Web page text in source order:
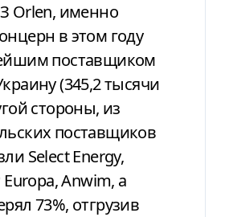
Orlen, именно
в этом году
поставщиком
(345,2 тысячи
стороны, из
поставщиков
Select Energy,
Anwim, а
73%, отгрузив